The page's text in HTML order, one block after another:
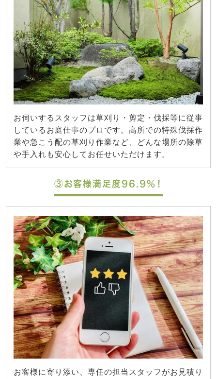
お伺いするスタッフは草刈り・剪定・伐採等に従事
しているお庭仕事のプロです。高所での特殊伐採作
業や急こう配の草刈り作業など、どんな場所の除草
や手入れも安心してお任せいただけます。
③お客様満足度96.9%！
お客様に寄り添い、専任の担当スタッフがお見積り